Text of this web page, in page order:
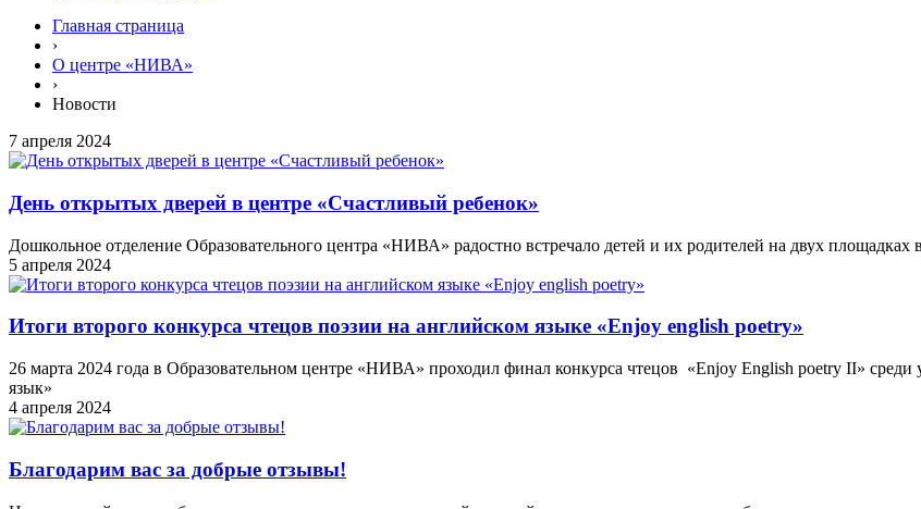
Главная страница
›
О центре «НИВА»
›
Новости
7 апреля 2024
День открытых дверей в центре «Счастливый ребенок»
Дошкольное отделение Образовательного центра «НИВА» радостно встречало детей и их родителей на двух
5 апреля 2024
Итоги второго конкурса чтецов поэзии на английском языке «Enjoy english poetry»
26 марта 2024 года в Образовательном центре «НИВА» проходил финал конкурса чтецов «Enjoy English poetry II»
язык»
4 апреля 2024
Благодарим вас за добрые отзывы!